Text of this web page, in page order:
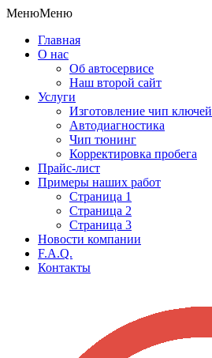
МенюМеню
Главная
О нас
Об автосервисе
Наш второй сайт
Услуги
Изготовление чип ключей
Автодиагностика
Чип тюнинг
Корректировка пробега
Прайс-лист
Примеры наших работ
Страница 1
Страница 2
Страница 3
Новости компании
F.A.Q.
Контакты